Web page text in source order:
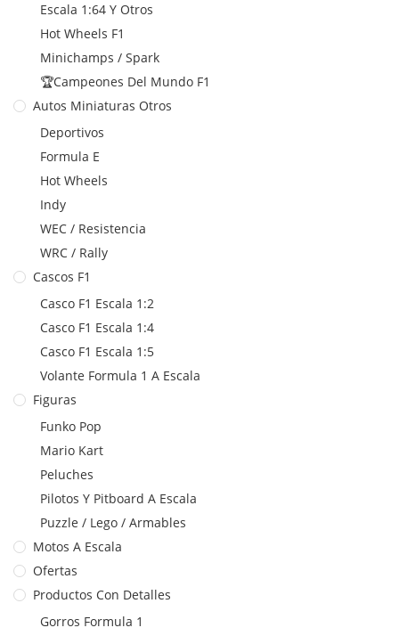
Escala 1:64 Y Otros
Hot Wheels F1
Minichamps / Spark
🏆Campeones Del Mundo F1
Autos Miniaturas Otros
Deportivos
Formula E
Hot Wheels
Indy
WEC / Resistencia
WRC / Rally
Cascos F1
Casco F1 Escala 1:2
Casco F1 Escala 1:4
Casco F1 Escala 1:5
Volante Formula 1 A Escala
Figuras
Funko Pop
Mario Kart
Peluches
Pilotos Y Pitboard A Escala
Puzzle / Lego / Armables
Motos A Escala
Ofertas
Productos Con Detalles
Gorros Formula 1